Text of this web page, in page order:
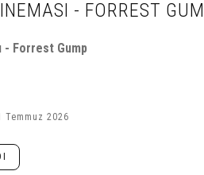
- FORREST
- Forrest Gump
Temmuz 2026